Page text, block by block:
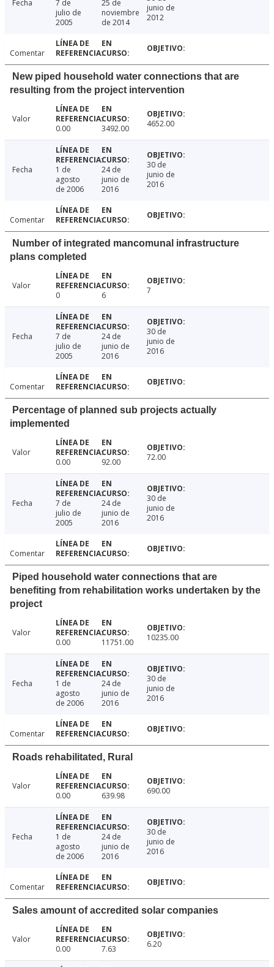
Fecha
7 de
julio de
2005
25 de
noviembre
de 2014
junio de
2012
Comentar
New piped household water connections that are
resulting from the project intervention
Valor
0.00
3492.00 4652.00
Fecha
1 de
agosto
de 2006
24 de
junio de
2016
30 de
junio de
2016
Comentar
Number of integrated mancomunal infrastructure
plans completed
Valor
0
6 7
Fecha
7 de
julio de
2005
24 de
junio de
2016
30 de
junio de
2016
Comentar
Percentage of planned sub projects actually
implemented
Valor
0.00
92.00 72.00
Fecha
7 de
julio de
2005
24 de
junio de
2016
30 de
junio de
2016
Comentar
Piped household water connections that are
benefiting from rehabilitation works undertaken by the
project
Valor
0.00
11751.00 10235.00
Fecha
1 de
agosto
de 2006
24 de
junio de
2016
30 de
junio de
2016
Comentar
Roads rehabilitated, Rural
Valor
0.00
639.98 690.00
Fecha
1 de
agosto
de 2006
24 de
junio de
2016
30 de
junio de
2016
Comentar
Sales amount of accredited solar companies
Valor
0.00
7.63 6.20